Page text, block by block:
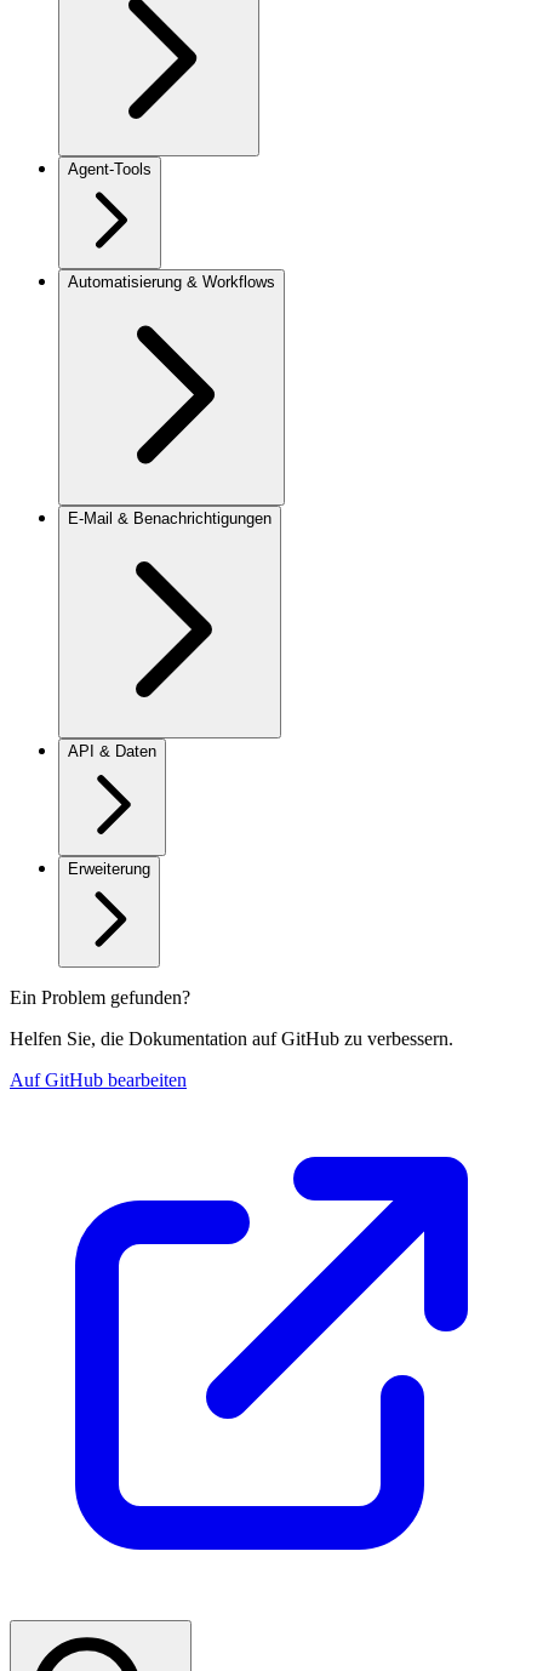
Agent-Tools
Automatisierung & Workflows
E-Mail & Benachrichtigungen
API & Daten
Erweiterung
Ein Problem gefunden?
Helfen Sie, die Dokumentation auf GitHub zu verbessern.
Auf GitHub bearbeiten